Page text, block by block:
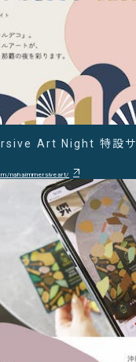
Art Night 特設サ
nahaimmersiveart/